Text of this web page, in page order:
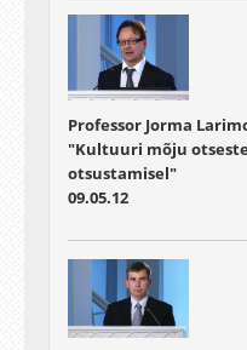
Professor Jorma
"Kultuuri mõju
otsustamisel"
09.05.12